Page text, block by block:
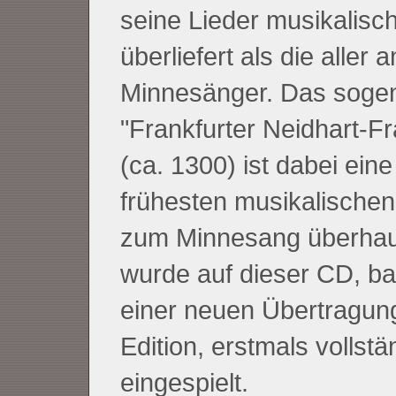
seine Lieder
überliefert als die aller
Minnesänger. Das
"Frankfurter Neidhart-
(ca. 1300) ist dabei
frühesten
zum Minnesang
wurde auf dieser CD,
einer neuen
Edition, erstmals
eingespielt.